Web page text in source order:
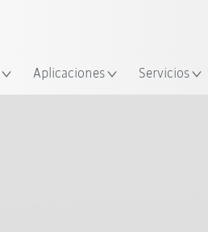
Aplicaciones Servicios